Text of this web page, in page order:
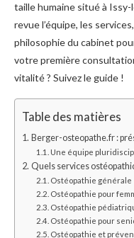
taille humaine situé à
revue l’équipe, les
philosophie du cabinet
votre première
vitalité ? Suivez le guide !
Table des matières
Berger-osteopathe.fr :
Une équipe
Quels services
Ostéopathie générale
Ostéopathie pour
Ostéopathie
Ostéopathie pour
Ostéopathie et